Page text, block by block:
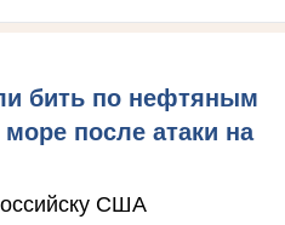
бить по нефтяным
после атаки на
США